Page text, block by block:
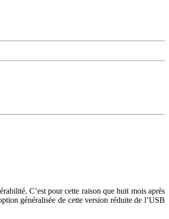
C’est pour cette raison que huit mois après
généralisée de cette version réduite de l’USB